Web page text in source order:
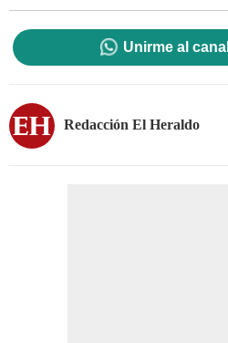
Unirme al
Redacción El Heraldo